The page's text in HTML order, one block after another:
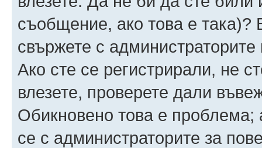
съобщение, ако това е така)?
свържете с
Ако сте се регистрирали, не
влезете, проверете дали
Обикновено това е проблема;
се с администраторите за